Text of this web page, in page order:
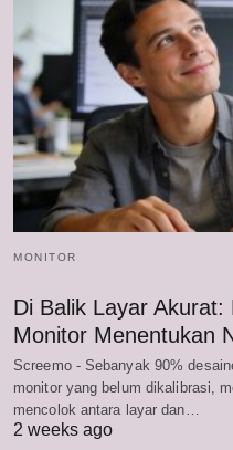
MONITOR
Di Balik Layar Akurat:
Monitor Menentukan
Screemo - Sebanyak 90%
monitor yang belum dikalibrasi,
mencolok antara layar dan…
2 weeks ago